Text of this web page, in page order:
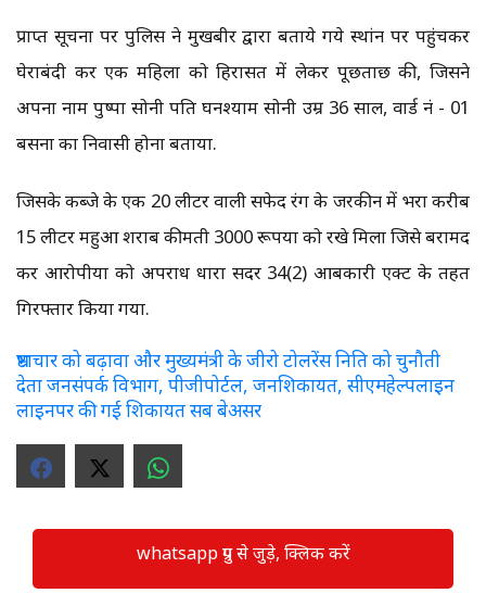
प्राप्त सूचना पर पुलिस ने मुखबीर द्वारा बताये गये स्थांन पर पहुंचकर
घेराबंदी कर एक महिला को हिरासत में लेकर पूछताछ की, जिसने
अपना नाम पुष्पा सोनी पति घनश्याम सोनी उम्र 36 साल, वार्ड नं - 01
बसना का निवासी होना बताया.
जिसके कब्जे के एक 20 लीटर वाली सफेद रंग के जरकीन में भरा करीब
15 लीटर महुआ शराब कीमती 3000 रूपया को रखे मिला जिसे बरामद
कर आरोपीया को अपराध धारा सदर 34(2) आबकारी एक्ट के तहत
गिरफ्तार किया गया.
भ्रष्टाचार को बढ़ावा और मुख्यमंत्री के जीरो टोलरेंस निति को चुनौती
देता जनसंपर्क विभाग, पीजीपोर्टल, जनशिकायत, सीएमहेल्पलाइन
लाइनपर की गई शिकायत सब बेअसर
whatsapp ग्रुप से जुड़े, क्लिक करें